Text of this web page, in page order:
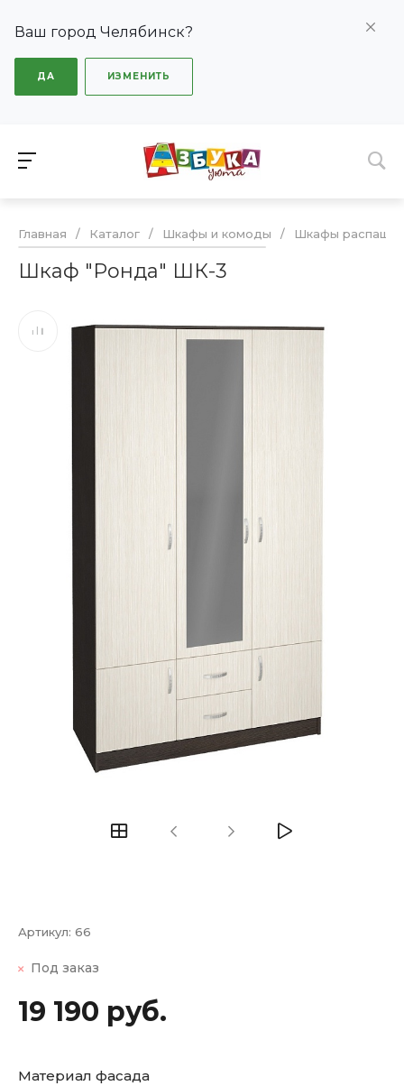
Ваш город Челябинск?
ДА ИЗМЕНИТЬ
Главная / Каталог / Шкафы и комоды / Шкафы
Шкаф "Ронда" ШК-3
Артикул: 66
Под заказ
19 190 руб.
Материал фасада